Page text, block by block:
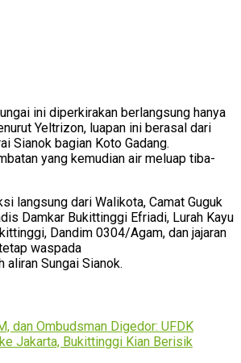
ini diperkirakan berlangsung hanya
Yeltrizon, luapan ini berasal dari
Sianok bagian Koto Gadang.
yang kemudian air meluap tiba-
langsung dari Walikota, Camat Guguk
Damkar Bukittinggi Efriadi, Lurah Kayu
Dandim 0304/Agam, dan jajaran
waspada
aliran Sungai Sianok.